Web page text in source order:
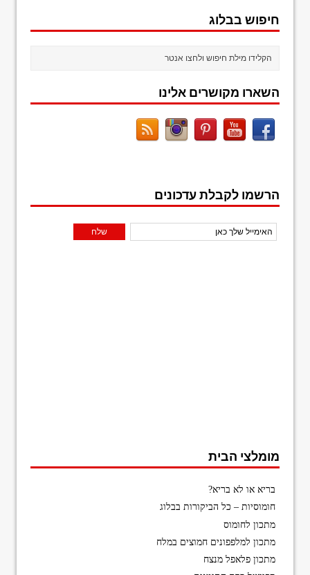
חיפוש בבלוג
השארו מקושרים אלינו
הרשמו לקבלת עדכונים
מומלצי הבית
בריא או לא בריא?
חומוסיות – כל הביקורות בבלוג
מתכון לחומוס
מתכון למלפפונים חמוצים במלח
מתכון פלאפל מנצח